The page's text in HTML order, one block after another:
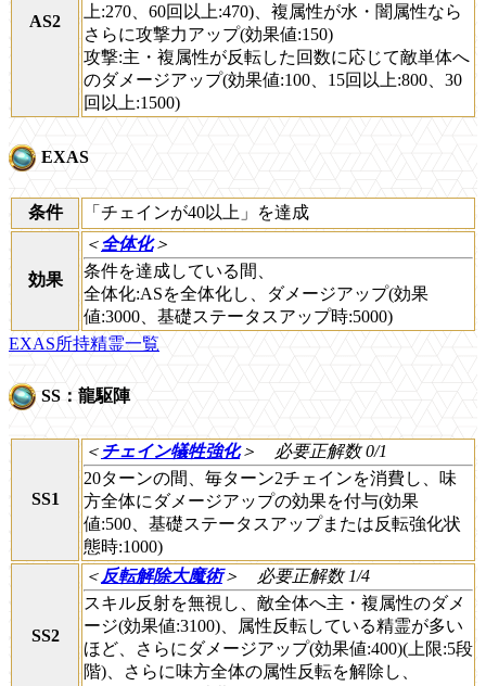
AS2
上:270、60回以上:470)、複属性が水・闇属性なら
さらに攻撃力アップ(効果値:150)
攻撃:主・複属性が反転した回数に応じて敵単体へ
のダメージアップ(効果値:100、15回以上:800、30
回以上:1500)
EXAS
条件 「チェインが40以上」を達成
効果
＜全体化＞
条件を達成している間、
全体化:ASを全体化し、ダメージアップ(効果
値:3000、基礎ステータスアップ時:5000)
EXAS所持精霊一覧
SS：龍駆陣
SS1
＜ チェイン犠牲強化＞
必要正解数 0/1
20ターンの間、毎ターン2チェインを消費し、味
方全体にダメージアップの効果を付与(効果
値:500、基礎ステータスアップまたは反転強化状
態時:1000)
SS2
＜ 反転解除大魔術＞
必要正解数 1/4
スキル反射を無視し、敵全体へ主・複属性のダメ
ージ(効果値:3100)、属性反転している精霊が多い
ほど、さらにダメージアップ(効果値:400)(上限:5段
階)、さらに味方全体の属性反転を解除し、